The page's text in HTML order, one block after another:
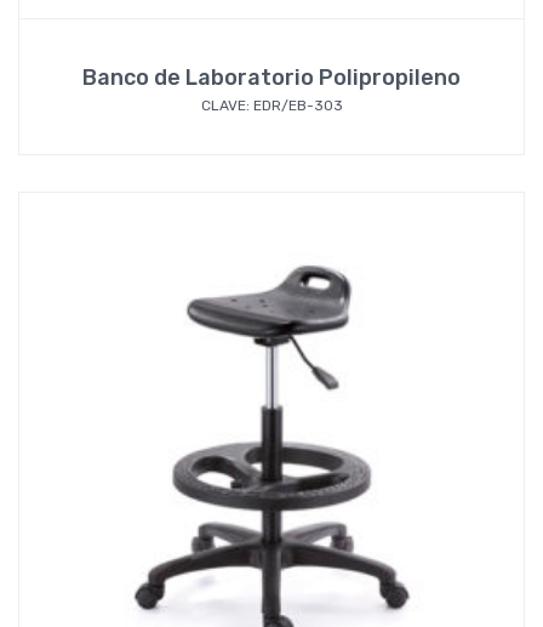
Banco de Laboratorio Polipropileno
CLAVE: EDR/EB-303